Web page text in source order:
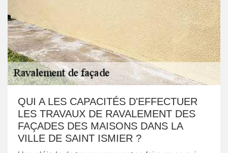
QUI A LES CAPACITÉS D'EFFECTUER
LES TRAVAUX DE RAVALEMENT DES
FAÇADES DES MAISONS DANS LA
VILLE DE SAINT ISMIER ?